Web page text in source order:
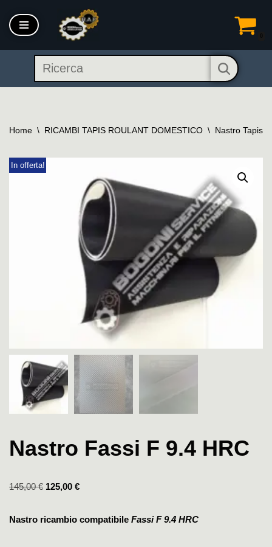
Vai
contenuto
Home \ RICAMBI TAPIS ROULANT DOMESTICO \ Nastro Tapis
In offerta!
Nastro Fassi F 9.4 HRC
145,00€ 125,00 €
Nastro ricambio compatibile Fassi F 9.4 HRC